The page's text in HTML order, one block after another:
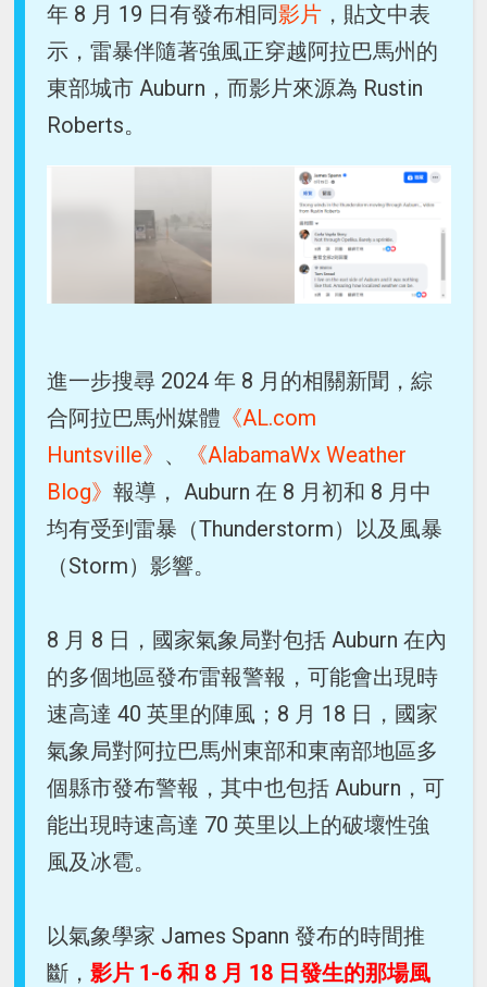
年 8 月 19 日有發布相同影片 ，貼文中表
示，雷暴伴隨著強風正穿越阿拉巴馬州的
東部城市 Auburn，而影片來源為 Rustin
Roberts。
進一步搜尋 2024 年 8 月的相關新聞，綜
合阿拉巴馬州媒體 《AL.com
Huntsville》 、
《AlabamaWx Weather
Blog》報導， Auburn 在 8 月初和 8 月中
均有受到雷暴（Thunderstorm）以及風暴
（Storm）影響。
8 月 8 日，國家氣象局對包括 Auburn 在內
的多個地區發布雷報警報，可能會出現時
速高達 40 英里的陣風；8 月 18 日，國家
氣象局對阿拉巴馬州東部和東南部地區多
個縣市發布警報，其中也包括 Auburn，可
能出現時速高達 70 英里以上的破壞性強
風及冰雹。
以氣象學家 James Spann 發布的時間推
斷，影片 1-6 和 8 月 18 日發生的那場風